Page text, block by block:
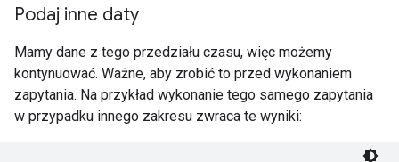
Podaj inne daty
Mamy dane z tego przedziału czasu, więc możemy
kontynuować. Ważne, aby zrobić to przed wykonaniem
zapytania. Na przykład wykonanie tego samego zapytania
w przypadku innego zakresu zwraca te wyniki: